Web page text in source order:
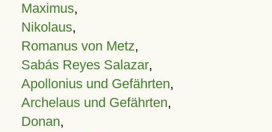
Maximus,
Nikolaus,
Romanus von Metz,
Sabás Reyes Salazar,
Apollonius und Gefährten,
Archelaus und Gefährten,
Donan,